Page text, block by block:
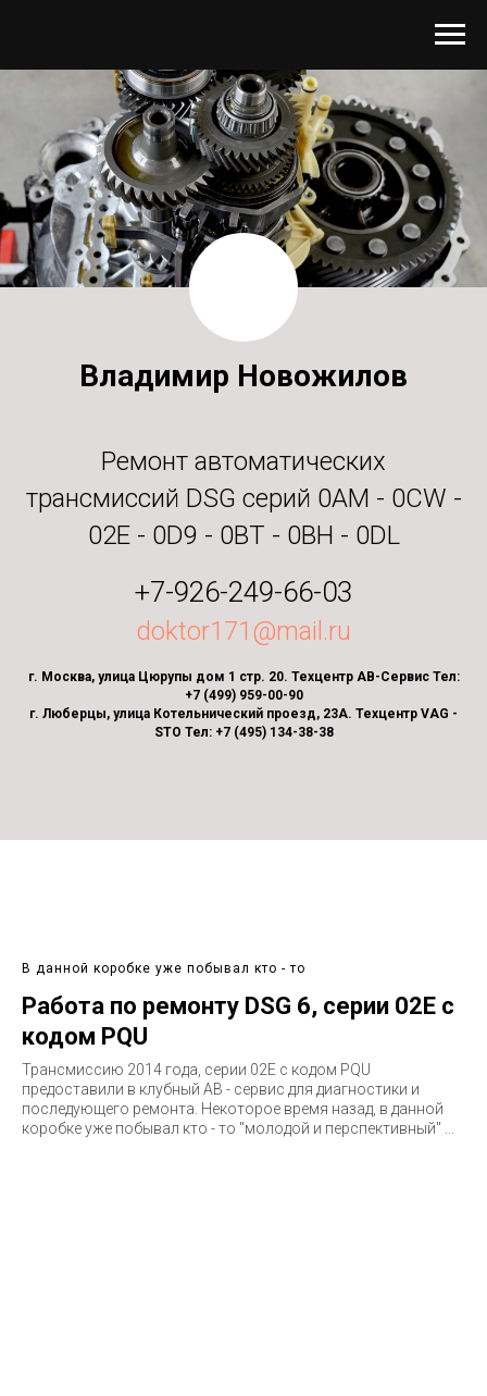
Владимир Новожилов
Ремонт автоматических
трансмиссий DSG серий 0AM - 0CW -
02E - 0D9 - 0BT - 0BH - 0DL
+7-926-249-66-03
doktor171@mail.ru
г. Москва, улица Цюрупы дом 1 стр. 20. Техцентр АВ-Сервис Тел:
+7 (499) 959-00-90
г. Люберцы, улица Котельнический проезд, 23А. Техцентр VAG -
STO Тел: +7 (495) 134-38-38
В данной коробке уже побывал кто - то
Работа по ремонту DSG 6, серии 02E с
кодом PQU
Трансмиссию 2014 года, серии 02E c кодом PQU
предоставили в клубный АВ - сервис для диагностики и
последующего ремонта. Некоторое время назад, в данной
коробке уже побывал кто - то "молодой и перспективный" ...